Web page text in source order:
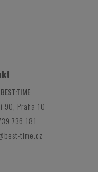
90, Praha 10
736 181
time.cz